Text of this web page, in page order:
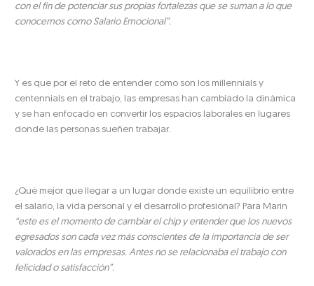
con el fin de potenciar sus propias fortalezas que se suman a lo que
conocemos como Salario Emocional”.
Y es que por el reto de entender cómo son los millennials y
centennials en el trabajo, las empresas han cambiado la dinámica
y se han enfocado en convertir los espacios laborales en lugares
donde las personas sueñen trabajar.
¿Qué mejor que llegar a un lugar donde existe un equilibrio entre
el salario, la vida personal y el desarrollo profesional? Para Marín
“este es el momento de cambiar el chip y entender que los nuevos
egresados son cada vez más conscientes de la importancia de ser
valorados en las empresas. Antes no se relacionaba el trabajo con
felicidad o satisfacción”.